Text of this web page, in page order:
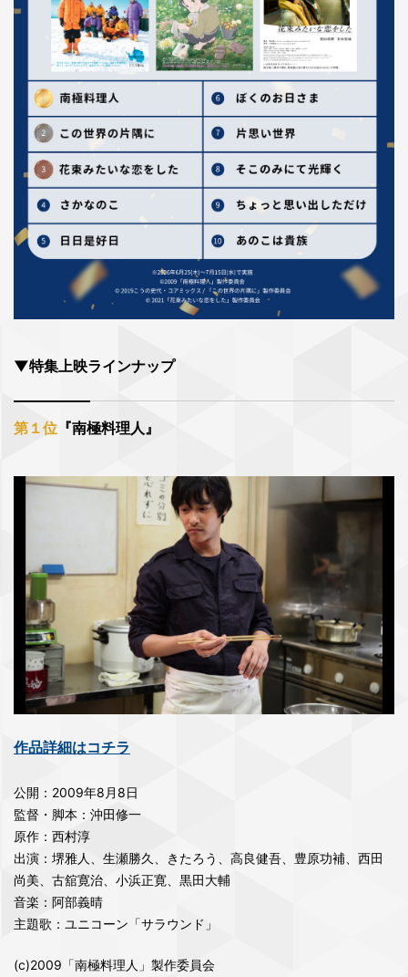
▼特集上映ラインナップ
第１位 『南極料理人』
作品詳細はコチラ
公開：2009年8月8日
監督・脚本：沖田修一
原作：西村淳
出演：堺雅人、生瀬勝久、きたろう、高良健吾、豊原功補、西田
尚美、古舘寛治、小浜正寛、黒田大輔
音楽：阿部義晴
主題歌：ユニコーン「サラウンド」
(c)2009「南極料理人」製作委員会